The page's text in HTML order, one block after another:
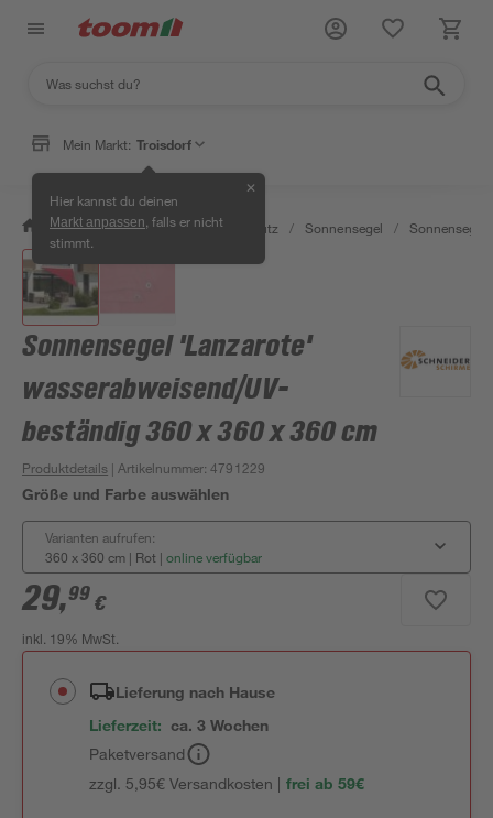
Mein Markt: Troisdorf
Hier kannst du deinen
Markt anpassen , falls er nicht
stimmt.
✕
/ Garten & Freizeit / Sonnenschutz / Sonnensegel / Sonnensegel
Sonnensegel 'Lanzarote'
wasserabweisend/UV-
beständig 360 x 360 x 360 cm
Produktdetails | Artikelnummer:4791229
Größe und Farbe auswählen
Varianten aufrufen:
360 x 360 cm | Rot | online verfügbar
29,99 €
inkl. 19% MwSt.
Lieferung nach Hause
Lieferzeit: ca. 3 Wochen
Paketversand
zzgl. 5,95€ Versandkosten | frei ab 59€